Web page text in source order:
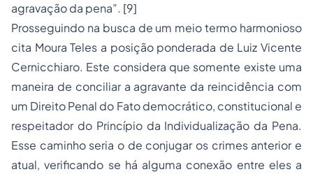
agravação da pena”. [9]
Prosseguindo na busca de um meio termo harmonioso
cita Moura Teles a posição ponderada de Luiz Vicente
Cernicchiaro. Este considera que somente existe uma
maneira de conciliar a agravante da reincidência com
um Direito Penal do Fato democrático, constitucional e
respeitador do Princípio da Individualização da Pena.
Esse caminho seria o de conjugar os crimes anterior e
atual, verificando se há alguma conexão entre eles a